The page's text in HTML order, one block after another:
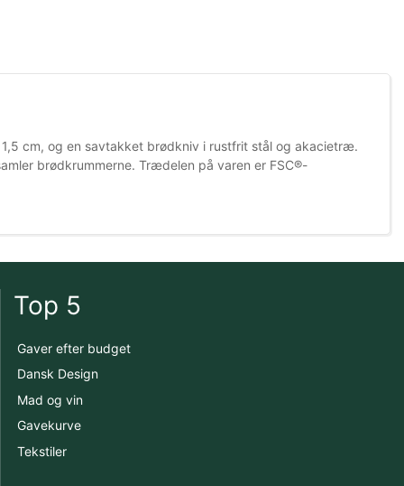
cm, og en savtakket brødkniv i rustfrit stål og akacietræ.
brødkrummerne. Trædelen på varen er FSC®-
Top 5
Gaver efter budget
Dansk Design
Mad og vin
Gavekurve
Tekstiler